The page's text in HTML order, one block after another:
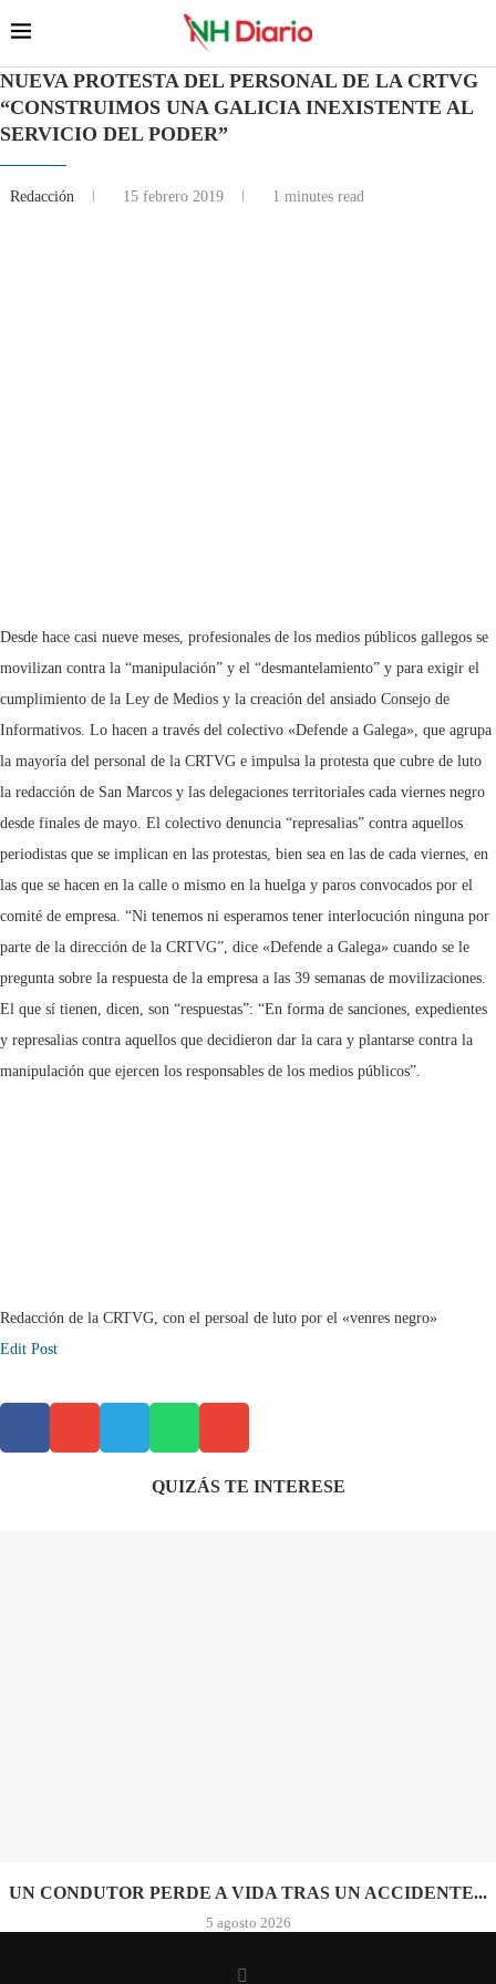
NUEVA PROTESTA DEL PERSONAL DE LA CRTVG
“CONSTRUIMOS UNA GALICIA INEXISTENTE AL
SERVICIO DEL PODER”
Redacción 15 febrero 2019 1 minutes read
Desde hace casi nueve meses, profesionales de los medios públicos gallegos se
movilizan contra la “manipulación” y el “desmantelamiento” y para exigir el
cumplimiento de la Ley de Medios y la creación del ansiado Consejo de
Informativos. Lo hacen a través del colectivo «Defende a Galega», que agrupa
la mayoría del personal de la CRTVG e impulsa la protesta que cubre de luto
la redacción de San Marcos y las delegaciones territoriales cada viernes negro
desde finales de mayo. El colectivo denuncia “represalias” contra aquellos
periodistas que se implican en las protestas, bien sea en las de cada viernes, en
las que se hacen en la calle o mismo en la huelga y paros convocados por el
comité de empresa. “Ni tenemos ni esperamos tener interlocución ninguna por
parte de la dirección de la CRTVG”, dice «Defende a Galega» cuando se le
pregunta sobre la respuesta de la empresa a las 39 semanas de movilizaciones.
El que sí tienen, dicen, son “respuestas”: “En forma de sanciones, expedientes
y represalias contra aquellos que decidieron dar la cara y plantarse contra la
manipulación que ejercen los responsables de los medios públicos”.
Redacción de la CRTVG, con el persoal de luto por el «venres negro»
Edit Post
QUIZÁS TE INTERESE
UN CONDUTOR PERDE A VIDA TRAS UN ACCIDENTE...
5 agosto 2026